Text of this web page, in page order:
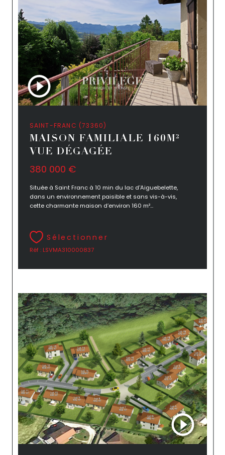
SAINT-FRANC (73360)
MAISON FAMILIALE 160M²
VUE DÉGAGÉE
380 000 €
Située à Saint Franc à 10 min du lac d'Aiguebelette,
dans un environnement paisible et sans vis-à-vis,
cette charmante maison d’environ 160 m²...
Sélectionner
Réf : LSVMA310000837